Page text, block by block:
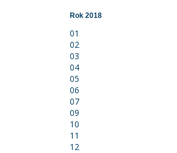
Rok 2018
01
02
03
04
05
06
07
09
10
11
12